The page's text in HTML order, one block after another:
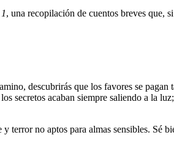
, una recopilación de cuentos breves que,
descubrirás que los favores se pagan
secretos acaban siempre saliendo a la
y terror no aptos para almas sensibles. Sé